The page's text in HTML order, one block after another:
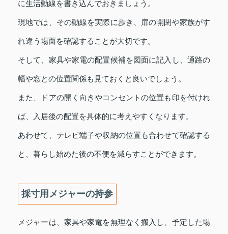
に生活動線を書き込んでおきましょう。
現地では、その動線を実際に歩き、扉の開閉や家族がす
れ違う場面を確認することが大切です。
そして、家具や家電の配置候補を図面に記入し、通路の
幅や窓との位置関係も見ておくと良いでしょう。
また、ドアの開く向きやコンセントの位置も印を付けれ
ば、入居後の配置を具体的に考えやすくなります。
あわせて、テレビ端子や収納の位置も合わせて確認する
と、暮らし始めた後の不便を減らすことができます。
採寸用メジャーの持参
メジャーは、家具や家電を無理なく搬入し、予定した場